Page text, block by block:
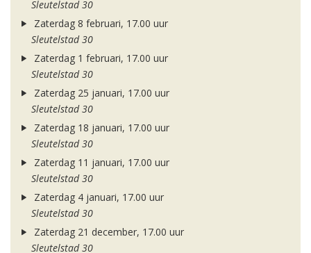
Sleutelstad 30
Zaterdag 8 februari, 17.00 uur
Sleutelstad 30
Zaterdag 1 februari, 17.00 uur
Sleutelstad 30
Zaterdag 25 januari, 17.00 uur
Sleutelstad 30
Zaterdag 18 januari, 17.00 uur
Sleutelstad 30
Zaterdag 11 januari, 17.00 uur
Sleutelstad 30
Zaterdag 4 januari, 17.00 uur
Sleutelstad 30
Zaterdag 21 december, 17.00 uur
Sleutelstad 30